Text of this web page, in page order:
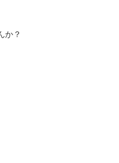
か？